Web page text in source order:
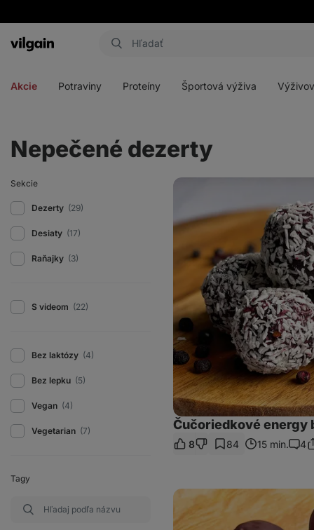
Eshop
Akcie Potraviny Proteíny Športová výživa
Nepečené dezerty
Sekcie
Dezerty (29)
Desiaty (17)
Raňajky (3)
S videom (22)
Bez laktózy (4)
Bez lepku (5)
Vegan (4)
Vegetarian (7)
Tagy
Čučoriedkové
Čučoriedkové energy
8 84 15 min. 4
Banánové
horkej